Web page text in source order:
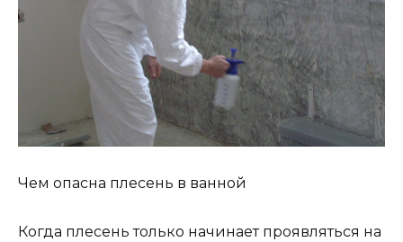
Чем опасна плесень в ванной
Когда плесень только начинает проявляться на